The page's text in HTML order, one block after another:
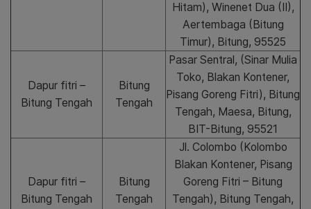
Hitam), Winenet Dua (II),
Aertembaga (Bitung
Timur), Bitung, 95525
Dapur fitri –
Bitung Tengah
Bitung
Tengah
Pasar Sentral, (Sinar Mulia
Toko, Blakan Kontener,
Pisang Goreng Fitri), Bitung
Tengah, Maesa, Bitung,
BIT-Bitung, 95521
Dapur fitri –
Bitung Tengah
Bitung
Tengah
Jl. Colombo (Kolombo
Blakan Kontener, Pisang
Goreng Fitri – Bitung
Tengah), Bitung Tengah,